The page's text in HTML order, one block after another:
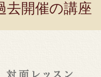
去開催の講座